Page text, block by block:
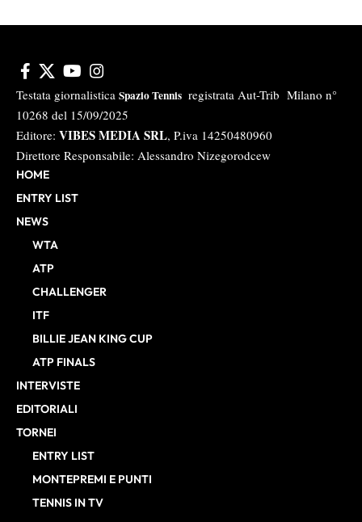
Testata giornalistica Spazio Tennis registrata Aut-Trib Milano n°
10268 del 15/09/2025
Editore: VIBES MEDIA SRL, P.iva 14250480960
Direttore Responsabile: Alessandro Nizegorodcew
HOME
ENTRY LIST
NEWS
WTA
ATP
CHALLENGER
ITF
BILLIE JEAN KING CUP
ATP FINALS
INTERVISTE
EDITORIALI
TORNEI
ENTRY LIST
MONTEPREMI E PUNTI
TENNIS IN TV